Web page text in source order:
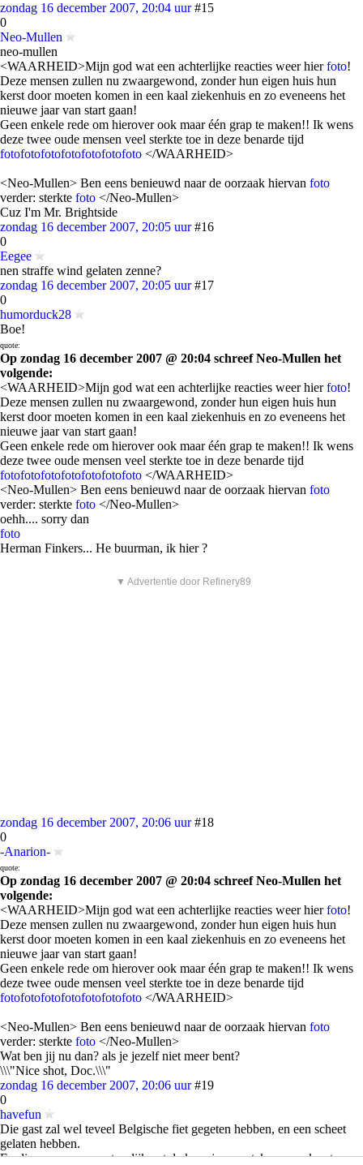
zondag 16 december 2007, 20:04 uur #15
0
Neo-Mullen
neo-mullen
<WAARHEID>Mijn god wat een achterlijke reacties weer hierfoto!
Deze mensen zullen nu zwaargewond, zonder hun eigen huis hun
kerst door moeten komen in een kaal ziekenhuis en zo eveneens het
nieuwe jaar van start gaan!
Geen enkele rede om hierover ook maar één grap te maken!! Ik wens
deze twee oude mensen veel sterkte toe in deze benarde tijd
fotofotofotofotofotofotofoto </WAARHEID>
<Neo-Mullen> Ben eens benieuwd naar de oorzaak hiervan foto
verder: sterkte foto </Neo-Mullen>
Cuz I'm Mr. Brightside
zondag 16 december 2007, 20:05 uur #16
0
Eegee
nen straffe wind gelaten zenne?
zondag 16 december 2007, 20:05 uur #17
0
humorduck28
Boe!
quote:
Op zondag 16 december 2007 @ 20:04 schreef Neo-Mullen het
volgende:
<WAARHEID>Mijn god wat een achterlijke reacties weer hierfoto!
Deze mensen zullen nu zwaargewond, zonder hun eigen huis hun
kerst door moeten komen in een kaal ziekenhuis en zo eveneens het
nieuwe jaar van start gaan!
Geen enkele rede om hierover ook maar één grap te maken!! Ik wens
deze twee oude mensen veel sterkte toe in deze benarde tijd
fotofotofotofotofotofotofoto </WAARHEID>
<Neo-Mullen> Ben eens benieuwd naar de oorzaak hiervan foto
verder: sterkte foto </Neo-Mullen>
oehh.... sorry dan
foto
Herman Finkers... He buurman, ik hier ?
▼ Advertentie door Refinery89
zondag 16 december 2007, 20:06 uur #18
0
-Anarion-
quote:
Op zondag 16 december 2007 @ 20:04 schreef Neo-Mullen het
volgende:
<WAARHEID>Mijn god wat een achterlijke reacties weer hierfoto!
Deze mensen zullen nu zwaargewond, zonder hun eigen huis hun
kerst door moeten komen in een kaal ziekenhuis en zo eveneens het
nieuwe jaar van start gaan!
Geen enkele rede om hierover ook maar één grap te maken!! Ik wens
deze twee oude mensen veel sterkte toe in deze benarde tijd
fotofotofotofotofotofotofoto </WAARHEID>
<Neo-Mullen> Ben eens benieuwd naar de oorzaak hiervan foto
verder: sterkte foto </Neo-Mullen>
Wat ben jij nu dan? als je jezelf niet meer bent?
\\\"Nice shot, Doc.\\\"
zondag 16 december 2007, 20:06 uur #19
0
havefun
Die gast zal wel teveel Belgische fiet gegeten hebben, en een scheet
gelaten hebben.
En die vrouw wou natuurlijk net de kaarsjes aansteken voor kerst , en